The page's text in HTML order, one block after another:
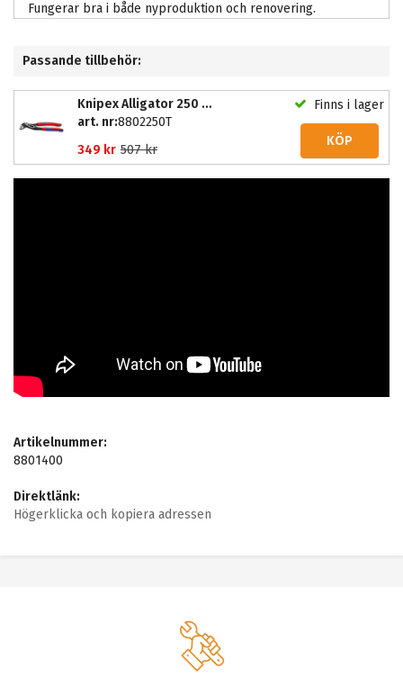
Fungerar bra i både nyproduktion och renovering.
Passande tillbehör:
Knipex Alligator 250 mm
art. nr:8802250T
349 kr 507 kr
Finns i lager
KÖP
Artikelnummer:
8801400
Direktlänk:
Högerklicka och kopiera adressen